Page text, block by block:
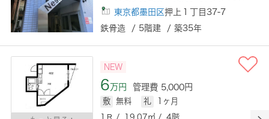
東京都墨田区押上１丁目37-7
鉄骨造 / 5階建 / 築35年
NEW
6万円 管理費 5,000円
敷 無料 礼
1ヶ月